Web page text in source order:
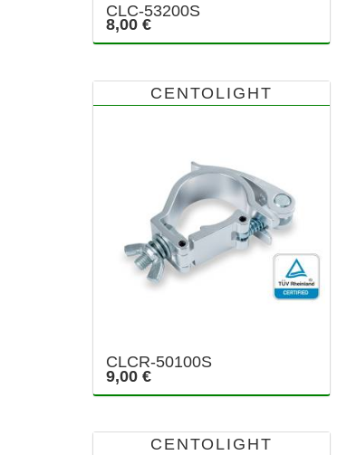
CLC-53200S
8,00 €
CENTOLIGHT
CLCR-50100S
9,00 €
CENTOLIGHT